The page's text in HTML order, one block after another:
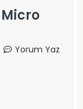
Yorum Yaz